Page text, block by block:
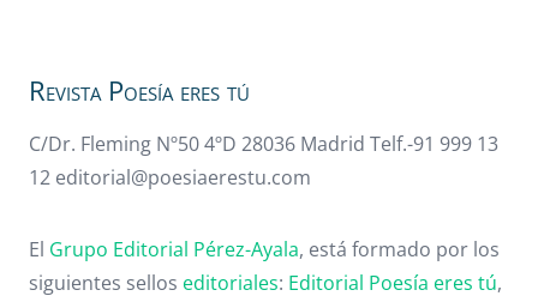
Revista Poesía eres tú
C/Dr. Fleming Nº50 4ºD 28036 Madrid Telf.-91 999 13
12 editorial@poesiaerestu.com
El Grupo Editorial Pérez-Ayala, está formado por los
siguientes sellos editoriales: Editorial Poesía eres tú,